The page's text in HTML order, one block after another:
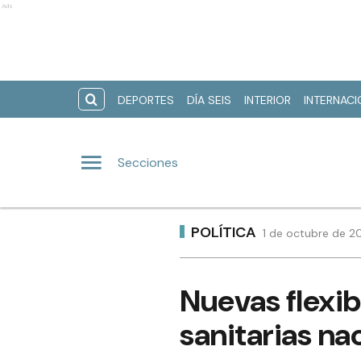
Ads
DEPORTES DÍA SEIS INTERIOR
Secciones
POLÍTICA 1 de octubre de
Nuevas
sanitarias